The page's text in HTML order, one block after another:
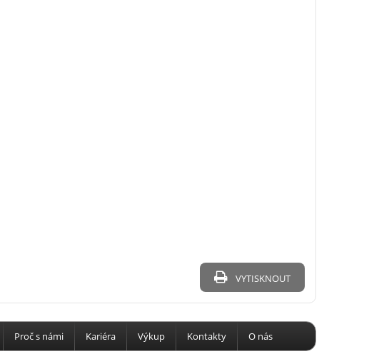
VYTISKNOUT
Proč s námi Kariéra Výkup Kontakty O nás